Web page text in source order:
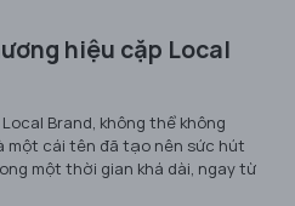
hiệu cặp Local
Brand, không thể không
một cái tên đã tạo nên sức hút
một thời gian khá dài, ngay từ